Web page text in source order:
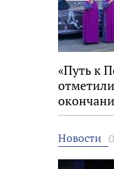
«Путь к
битвы
Новости